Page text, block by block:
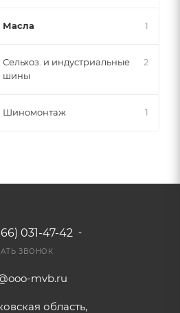
Масла 1
Сельхоз. и индустриальные
шины
2
Шиномонтаж 1
031-47-42
ЗВОНОК
mvb.ru
область,